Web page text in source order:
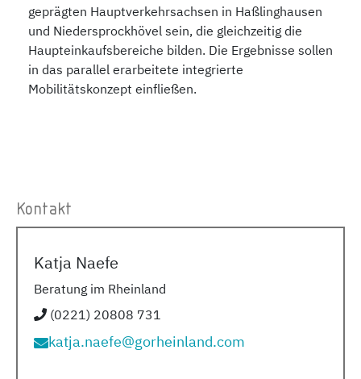
geprägten Hauptverkehrsachsen in Haßlinghausen
und Niedersprockhövel sein, die gleichzeitig die
Haupteinkaufsbereiche bilden. Die Ergebnisse sollen
in das parallel erarbeitete integrierte
Mobilitätskonzept einfließen.
Kontakt
Katja Naefe
Beratung im Rheinland
(0221) 20808 731
katja.naefe@gorheinland.com